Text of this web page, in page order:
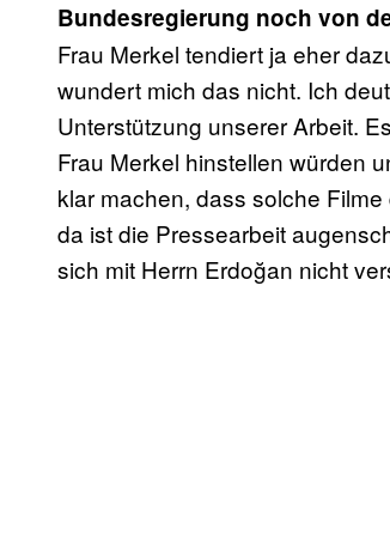
Bundesregierung noch von
Frau Merkel tendiert ja eher
wundert mich das nicht. Ich
Unterstützung unserer Arbeit.
Frau Merkel hinstellen würden
klar machen, dass solche
da ist die Pressearbeit
sich mit Herrn Erdoğan nicht